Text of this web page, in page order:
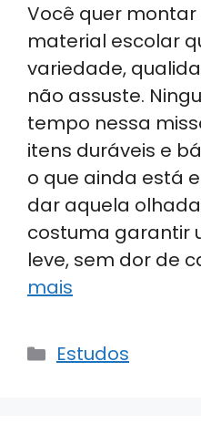
Você quer
material escolar
variedade,
não assuste.
tempo nessa
itens duráveis e
o que ainda está
dar aquela
costuma garantir
leve, sem dor de
mais
Categorias
Estudos